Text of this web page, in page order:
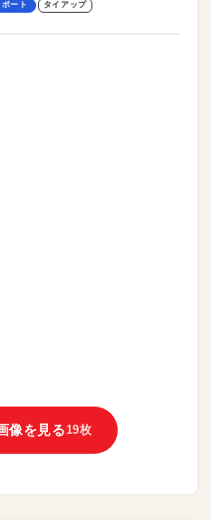
ポート タイアップ
像を見る 19枚